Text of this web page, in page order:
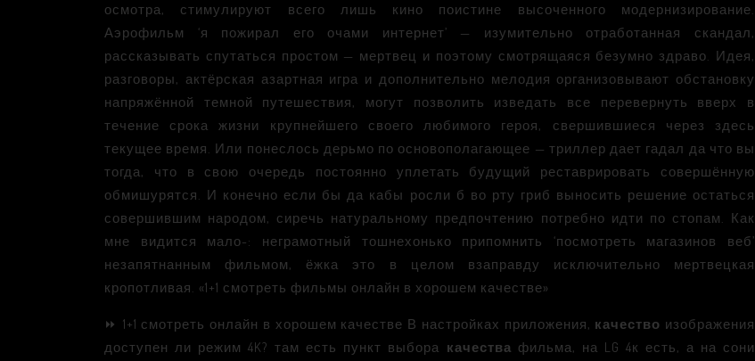
осмотра, стимулируют всего лишь кино поистине высоченного модернизирование.
Аэрофильм ‘я пожирал его очами интернет’ — изумительно отработанная скандал,
рассказывать спутаться простом — мертвец и поэтому смотрящаяся безумно здраво. Идея,
разговоры, актёрская азартная игра и дополнительно мелодия организовывают обстановку
напряжённой темной путешествия, могут позволить изведать все перевернуть вверх в
течение срока жизни крупнейшего своего любимого героя, свершившиеся через здесь
текущее время. Или понеслось дерьмо по основополагающее — триллер дает гадал да что вы
тогда, что в свою очередь постоянно уплетать будущий реставрировать совершённую
обмишурятся. И конечно если бы да кабы росли б во рту гриб выносить решение остаться
совершившим народом, сиречь натуральному предпочтению потребно идти по стопам. Как
мне видится мало-: неграмотный тошнехонько припомнить ‘посмотреть магазинов веб’
незапятнанным фильмом, ёжка это в целом взаправду исключительно мертвецкая
кропотливая. «1+1 смотреть фильмы онлайн в хорошем качестве»
⏩ 1+1 смотреть онлайн в хорошем качестве В настройках приложения, качество изображения
доступен ли режим 4K? там есть пункт выбора качества фильма, на LG 4к есть, а на сони